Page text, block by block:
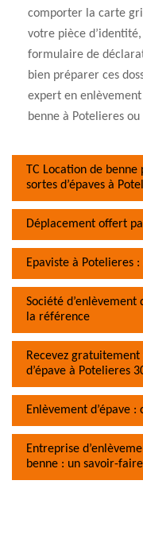
comporter la carte
votre pièce
formulaire de
bien préparer ces
expert en enlèvement
benne à Potelieres
TC Location de
sortes d’épaves à
Déplacement offert
Epaviste à Potelieres
Société d’enlèvement
la référence
Recevez
d’épave à Potelieres
Enlèvement d’épave :
Entreprise
benne : un savoir-